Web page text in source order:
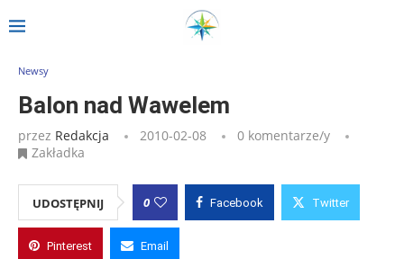
Strona główna Balon nad Wawelem
Newsy
Balon nad Wawelem
przez Redakcja 2010-02-08
0 komentarze/y
Zakładka
UDOSTĘPNIJ 0 Facebook Twitter
Pinterest Email